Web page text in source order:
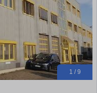
1 / 9